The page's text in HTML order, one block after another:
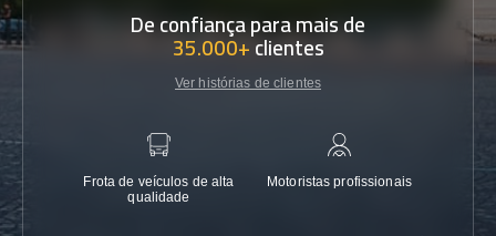
De confiança para mais de
35.000+clientes
Ver histórias de clientes
Frota de veículos de alta
qualidade
Motoristas profissionais